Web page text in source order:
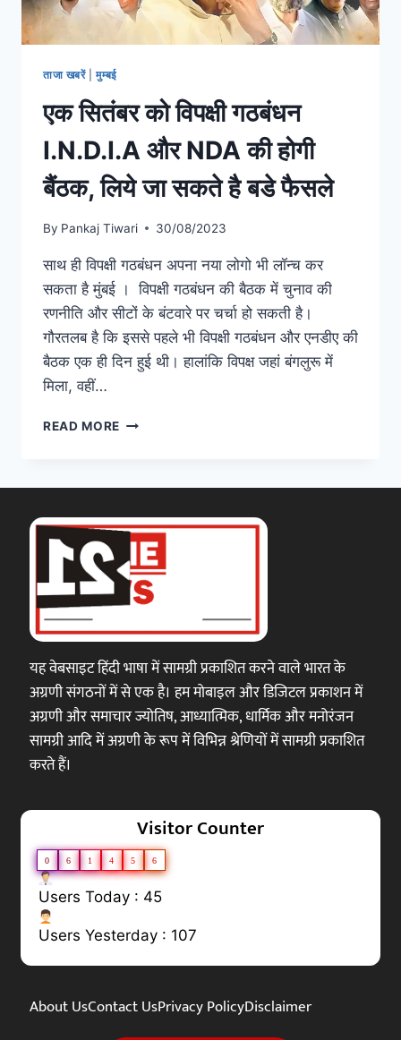
ताजा खबरें|मुम्बई
एक सितंबर को विपक्षी गठबंधन
I.N.D.I.A और NDA की होगी
बैंठक, लिये जा सकते है बडे फैसले
By Pankaj Tiwari 30/08/2023
साथ ही विपक्षी गठबंधन अपना नया लोगो भी लॉन्च कर
सकता है मुंबई । विपक्षी गठबंधन की बैठक में चुनाव की
रणनीति और सीटों के बंटवारे पर चर्चा हो सकती है।
गौरतलब है कि इससे पहले भी विपक्षी गठबंधन और एनडीए की
बैठक एक ही दिन हुई थी। हालांकि विपक्ष जहां बंगलुरू में
मिला, वहीं…
READ MORE
यह वेबसाइट हिंदी भाषा में सामग्री प्रकाशित करने वाले भारत के
अग्रणी संगठनों में से एक है। हम मोबाइल और डिजिटल प्रकाशन में
अग्रणी और समाचार ज्योतिष, आध्यात्मिक, धार्मिक और मनोरंजन
सामग्री आदि में अग्रणी के रूप में विभिन्न श्रेणियों में सामग्री प्रकाशित
करते हैं।
Visitor Counter
0 6 1 4 5 6
Users Today : 45
Users Yesterday : 107
About UsContact UsPrivacy PolicyDisclaimer